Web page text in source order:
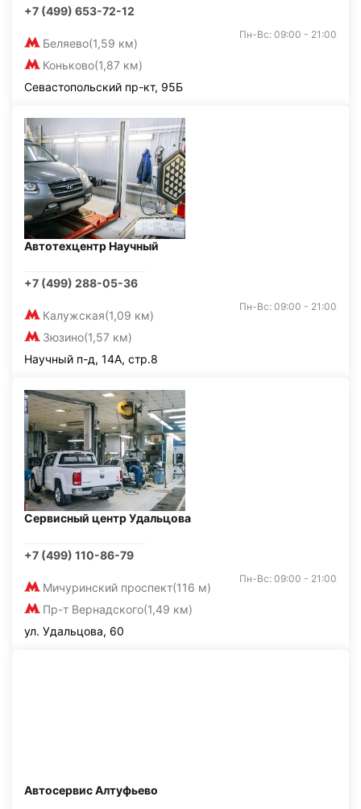
+7 (499) 653-72-12
Беляево(1,59 км)
Коньково(1,87 км)
Пн-Вс: 09:00 - 21:00
Севастопольский пр-кт, 95Б
Автотехцентр Научный
+7 (499) 288-05-36
Калужская(1,09 км)
Зюзино(1,57 км)
Пн-Вс: 09:00 - 21:00
Научный п-д, 14А, стр.8
Сервисный центр Удальцова
+7 (499) 110-86-79
Мичуринский проспект(116 м)
Пр-т Вернадского(1,49 км)
Пн-Вс: 09:00 - 21:00
ул. Удальцова, 60
Автосервис Алтуфьево